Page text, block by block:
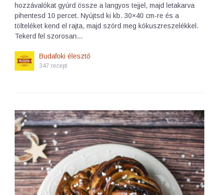
hozzávalókat gyúrd össze a langyos tejjel, majd letakarva
pihentesd 10 percet. Nyújtsd ki kb. 30×40 cm-re és a
tölteléket kend el rajta, majd szórd meg kókuszreszelékkel.
Tekerd fel szorosan…
Budafoki élesztő
347 recept